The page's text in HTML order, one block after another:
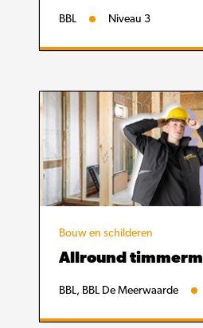
BBL Niveau 3
Bouw en schilderen
Allround
BBL, BBL De Meerwaarde